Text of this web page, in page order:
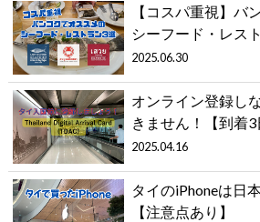
【コスパ重視】バ
シーフード・レス
2025.06.30
オンライン登録し
きません！【到着3
2025.04.16
タイのiPhoneは日
【注意点あり】